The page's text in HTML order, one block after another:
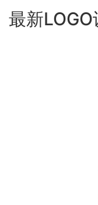
最新LOGO